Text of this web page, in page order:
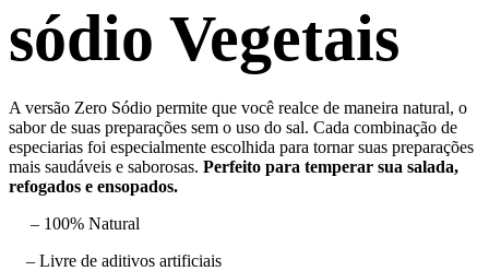
sódio Vegetais
A versão Zero Sódio permite que você realce de maneira natural, o
sabor de suas preparações sem o uso do sal. Cada combinação de
especiarias foi especialmente escolhida para tornar suas preparações
mais saudáveis e saborosas. Perfeito para temperar sua salada,
refogados e ensopados.
– 100% Natural
– Livre de aditivos artificiais